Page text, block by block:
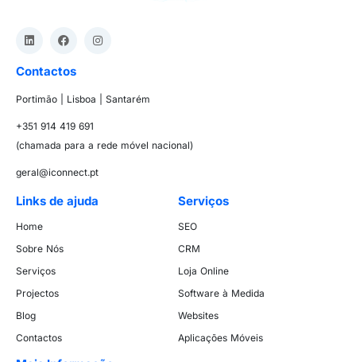
Contactos
Portimão | Lisboa | Santarém
+351 914 419 691
(chamada para a rede móvel nacional)
geral@iconnect.pt
Links de ajuda
Home
Sobre Nós
Serviços
Projectos
Blog
Contactos
Serviços
SEO
CRM
Loja Online
Software à Medida
Websites
Aplicações Móveis